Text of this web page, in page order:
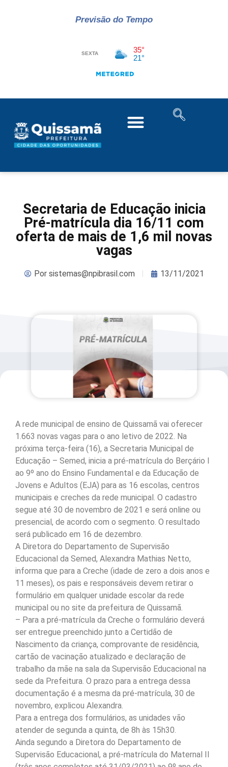
Previsão do Tempo
Secretaria de Educação inicia
Pré-matrícula dia 16/11 com
oferta de mais de 1,6 mil novas
vagas
Porsistemas@npibrasil.com 13/11/2021
A rede municipal de ensino de Quissamã vai oferecer
1.663 novas vagas para o ano letivo de 2022. Na
próxima terça-feira (16), a Secretaria Municipal de
Educação – Semed, inicia a pré-matrícula do Berçário I
ao 9º ano do Ensino Fundamental e da Educação de
Jovens e Adultos (EJA) para as 16 escolas, centros
municipais e creches da rede municipal. O cadastro
segue até 30 de novembro de 2021 e será online ou
presencial, de acordo com o segmento. O resultado
será publicado em 16 de dezembro.
A Diretora do Departamento de Supervisão
Educacional da Semed, Alexandra Mathias Netto,
informa que para a Creche (idade de zero a dois anos e
11 meses), os pais e responsáveis devem retirar o
formulário em qualquer unidade escolar da rede
municipal ou no site da prefeitura de Quissamã.
– Para a pré-matrícula da Creche o formulário deverá
ser entregue preenchido junto a Certidão de
Nascimento da criança, comprovante de residência,
cartão de vacinação atualizado e declaração de
trabalho da mãe na sala da Supervisão Educacional na
sede da Prefeitura. O prazo para a entrega dessa
documentação é a mesma da pré-matrícula, 30 de
novembro, explicou Alexandra.
Para a entrega dos formulários, as unidades vão
atender de segunda a quinta, de 8h às 15h30.
Ainda segundo a Diretora do Departamento de
Supervisão Educacional, a pré-matrícula do Maternal II